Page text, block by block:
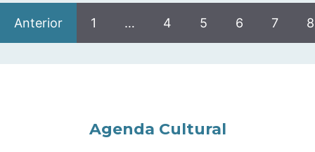
Anterior 1 … 4 5 6 7 8
Agenda Cultural